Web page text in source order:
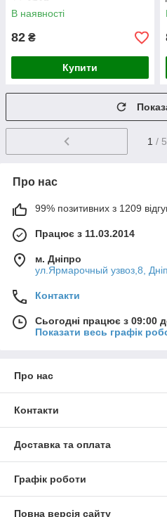
В наявності
82 ₴
Купити
1 / 5
Про нас
99% позитивних з 1209
Працює з 11.03.2014
м. Дніпро
ул.Ярмарочный узвоз,8,
Контакти
Сьогодні працює з 09:00
Показати весь графік
Про нас
Контакти
Доставка та оплата
Графік роботи
Повна версія сайту